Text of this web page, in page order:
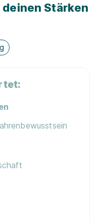
Stärken